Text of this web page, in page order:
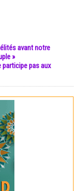
avant notre
»
participe pas aux